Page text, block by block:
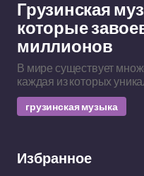
Грузинская
которые
миллионов
В мире существует
каждая из которых
грузинская музыка
Избранное